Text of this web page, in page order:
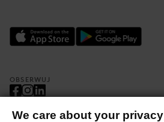
We care about your privacy
OBSERWUJ